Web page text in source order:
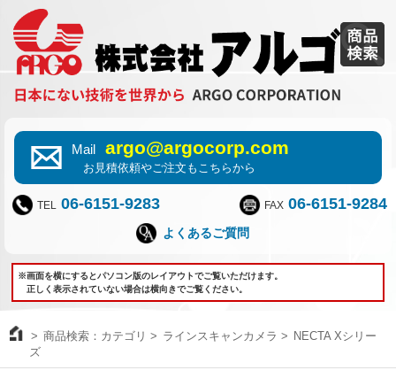
Mail argo@argocorp.com
お見積依頼やご注文もこちらから
TEL 06-6151-9283 FAX 06-6151-9284
よくあるご質問
※画面を横にするとパソコン版のレイアウトでご覧いただけます。
正しく表示されていない場合は横向きでご覧ください。
商品検索：カテゴリ ラインスキャンカメラ
NECTA Xシリー
ズ